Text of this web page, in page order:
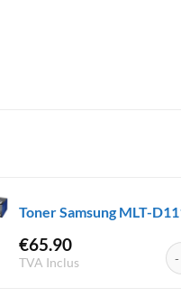
Noir
Toner Samsung MLT-
€65.90
TVA Inclus